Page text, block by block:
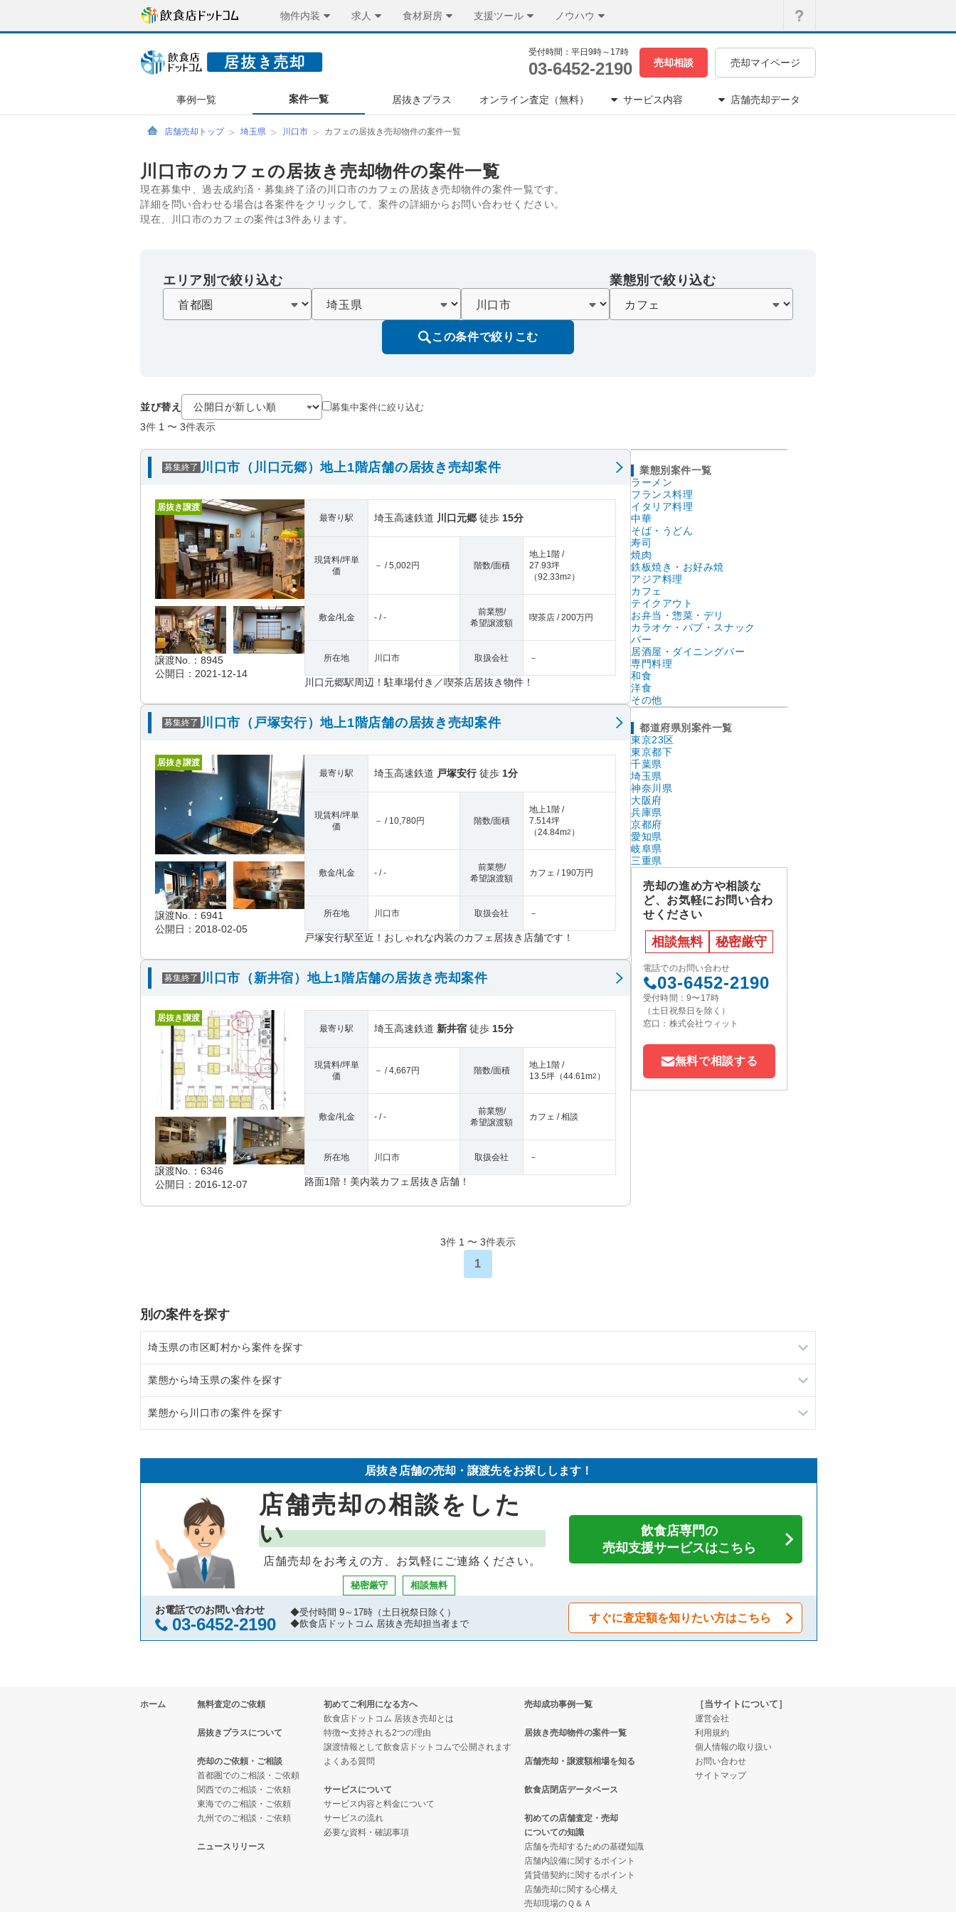
物件内装 求人 食材厨房 支援ツール ノウハウ
受付時間：平日9時～17時
03-6452-2190 売却相談 売却マイページ
事例一覧 案件一覧 居抜きプラス オンライン査定（無料） サービス内容 店舗売却データ
店舗売却トップ 埼玉県 川口市 カフェの居抜き売却物件の案件一覧
川口市のカフェの居抜き売却物件の案件一覧
現在募集中、過去成約済・募集終了済の川口市のカフェの居抜き売却物件の案件一覧です。
詳細を問い合わせる場合は各案件をクリックして、案件の詳細からお問い合わせください。
現在、川口市のカフェの案件は3件あります。
エリア別で絞り込む 業態別で絞り込む
この条件で絞りこむ
並び替え 募集中案件に絞り込む
3件 1 〜 3件表示
募集終了 川口市（川口元郷）地上1階店舗の居抜き売却案件
居抜き譲渡
譲渡No.：8945
公開日：2021-12-14
最寄り駅 埼玉高速鉄道 川口元郷 徒歩 15分
現賃料/坪単
価
－ / 5,002円 階数/面積
地上1階 /
27.93坪
（92.33m2 ）
敷金/礼金 - / -
前業態/
希望譲渡額
喫茶店 / 200万円
所在地 川口市 取扱会社 －
川口元郷駅周辺！駐車場付き／喫茶店居抜き物件！
募集終了 川口市（戸塚安行）地上1階店舗の居抜き売却案件
居抜き譲渡
譲渡No.：6941
公開日：2018-02-05
最寄り駅 埼玉高速鉄道 戸塚安行徒歩 1分
現賃料/坪単
価
－ / 10,780円 階数/面積
地上1階 /
7.514坪
（24.84m2 ）
敷金/礼金 - / -
前業態/
希望譲渡額
カフェ / 190万円
所在地 川口市 取扱会社 －
戸塚安行駅至近！おしゃれな内装のカフェ居抜き店舗です！
募集終了 川口市（新井宿）地上1階店舗の居抜き売却案件
居抜き譲渡
譲渡No.：6346
公開日：2016-12-07
最寄り駅 埼玉高速鉄道 新井宿 徒歩 15分
現賃料/坪単
価
－ / 4,667円 階数/面積
地上1階 /
13.5坪 （44.61m2 ）
敷金/礼金 - / -
前業態/
希望譲渡額
カフェ / 相談
所在地 川口市 取扱会社 －
路面1階！美内装カフェ居抜き店舗！
業態別案件一覧
ラーメン
フランス料理
イタリア料理
中華
そば・うどん
寿司
焼肉
鉄板焼き・お好み焼
アジア料理
カフェ
テイクアウト
お弁当・惣菜・デリ
カラオケ・パブ・スナック
バー
居酒屋・ダイニングバー
専門料理
和食
洋食
その他
都道府県別案件一覧
東京23区
東京都下
千葉県
埼玉県
神奈川県
大阪府
兵庫県
京都府
愛知県
岐阜県
三重県
売却の進め方や相談な
ど、お気軽にお問い合わ
せください
相談無料 秘密厳守
電話でのお問い合わせ
03-6452-2190
受付時間：9〜17時
（土日祝祭日を除く）
窓口：株式会社ウィット
無料で相談する
3件 1 〜 3件表示
1
別の案件を探す
埼玉県の市区町村から案件を探す
上尾市の飲食店の居抜き売却物件の案件一覧
吉川市の飲食店の居抜き売却物件の案件一覧
さいたま市浦和区の飲食店の居抜き売却物件の案件一覧
さいたま市大宮区の飲食店の居抜き売却物件の案件一覧
入間市の飲食店の居抜き売却物件の案件一覧
越谷市の飲食店の居抜き売却物件の案件一覧
久喜市の飲食店の居抜き売却物件の案件一覧
富士見市の飲食店の居抜き売却物件の案件一覧
朝霞市の飲食店の居抜き売却物件の案件一覧
草加市の飲食店の居抜き売却物件の案件一覧
さいたま市緑区の飲食店の居抜き売却物件の案件一覧
新座市の飲食店の居抜き売却物件の案件一覧
川口市の飲食店の居抜き売却物件の案件一覧
業態から埼玉県の案件を探す
埼玉県のラーメンの居抜き売却物件の案件一覧
埼玉県のイタリア料理の居抜き売却物件の案件一覧
埼玉県の中華の居抜き売却物件の案件一覧
埼玉県のそば・うどんの居抜き売却物件の案件一覧
埼玉県の寿司の居抜き売却物件の案件一覧
埼玉県の焼肉の居抜き売却物件の案件一覧
埼玉県の鉄板焼き・お好み焼の居抜き売却物件の案件一覧
埼玉県のカフェの居抜き売却物件の案件一覧
埼玉県のテイクアウトの居抜き売却物件の案件一覧
埼玉県のお弁当・惣菜・デリの居抜き売却物件の案件一覧
埼玉県のカラオケ・パブ・スナックの居抜き売却物件の案件一覧
埼玉県のバーの居抜き売却物件の案件一覧
業態から川口市の案件を探す
川口市のイタリア料理の居抜き売却物件の案件一覧
川口市の中華の居抜き売却物件の案件一覧
川口市の寿司の居抜き売却物件の案件一覧
川口市の焼肉の居抜き売却物件の案件一覧
川口市のアジア料理の居抜き売却物件の案件一覧
川口市のカフェの居抜き売却物件の案件一覧
川口市のカラオケ・パブ・スナックの居抜き売却物件の案件一覧
川口市のバーの居抜き売却物件の案件一覧
川口市の居酒屋・ダイニングバーの居抜き売却物件の案件一覧
川口市の和食の居抜き売却物件の案件一覧
川口市の洋食の居抜き売却物件の案件一覧
居抜き店舗の売却・譲渡先をお探しします！
店舗売却の相談をした
い
店舗売却をお考えの方、お気軽にご連絡ください。
秘密厳守 相談無料
飲食店専門の
売却支援サービスはこちら
お電話でのお問い合わせ
03-6452-2190
◆受付時間 9～17時（土日祝祭日除く）
◆飲食店ドットコム 居抜き売却担当者まで
すぐに査定額を知りたい方はこちら
ホーム 無料査定のご依頼
居抜きプラスについて
売却のご依頼・ご相談
首都圏でのご相談・ご依頼
関西でのご相談・ご依頼
東海でのご相談・ご依頼
九州でのご相談・ご依頼
ニュースリリース
初めてご利用になる方へ
飲食店ドットコム 居抜き売却とは
特徴〜支持される2つの理由
譲渡情報として飲食店ドットコムで公開されます
よくある質問
サービスについて
サービス内容と料金について
サービスの流れ
必要な資料・確認事項
売却成功事例一覧
居抜き売却物件の案件一覧
店舗売却・譲渡額相場を知る
飲食店閉店データベース
初めての店舗査定・売却
についての知識
店舗を売却するための基礎知識
店舗内設備に関するポイント
賃貸借契約に関するポイント
店舗売却に関する心構え
売却現場のＱ＆Ａ
［当サイトについて］
運営会社
利用規約
個人情報の取り扱い
お問い合わせ
サイトマップ